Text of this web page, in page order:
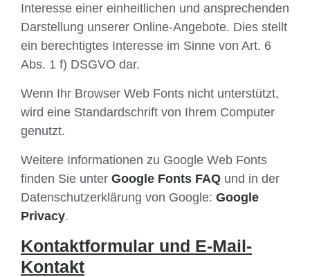
Interesse einer einheitlichen und ansprechenden
Darstellung unserer Online-Angebote. Dies stellt
ein berechtigtes Interesse im Sinne von Art. 6
Abs. 1 f) DSGVO dar.
Wenn Ihr Browser Web Fonts nicht unterstützt,
wird eine Standardschrift von Ihrem Computer
genutzt.
Weitere Informationen zu Google Web Fonts
finden Sie unter Google Fonts FAQ und in der
Datenschutzerklärung von Google: Google
Privacy.
Kontaktformular und E-Mail-
Kontakt